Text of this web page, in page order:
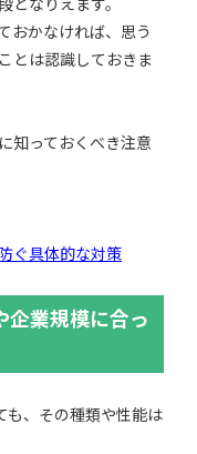
おかなければ、思う
とは認識しておきま
知っておくべき注意
ぐ具体的な対策
業規模に合っ
も、その種類や性能は